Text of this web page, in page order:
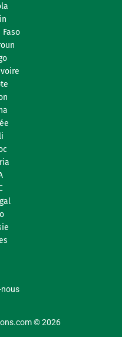
Faso
© 2026